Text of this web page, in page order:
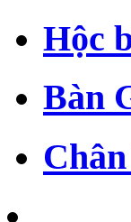
Hộc
Bàn